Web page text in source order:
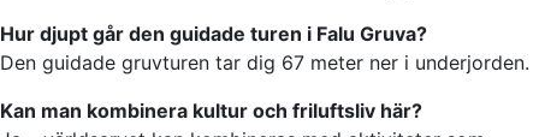
Hur djupt går den guidade turen i Falu Gruva?
Den guidade gruvturen tar dig 67 meter ner i underjorden.
Kan man kombinera kultur och friluftsliv här?